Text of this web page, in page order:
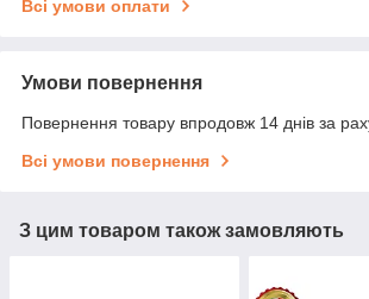
Всі умови оплати
Умови повернення
Повернення товару впродовж 14 днів за
Всі умови повернення
З цим товаром також замовляють